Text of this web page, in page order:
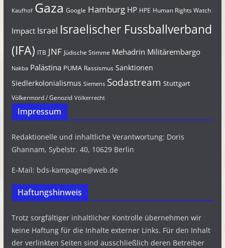
Kaufhof Gaza Google Hamburg HP HPE Human Rights Watch
Impact Israel Israelischer Fussballverband
(IFA) ITB JNF Jüdische Stimme Mehadrin Militärembargo
Nakba Palästina PUMA Rassismus Sanktionen
Siedlerkolonialismus Siemens Sodastream Stuttgart
Völkermord / Genozid Völkerrecht
Impressum
Redaktionelle und inhaltliche Verantwortung: Doris
Ghannam, Sybelstr. 40, 10629 Berlin
E-Mail: bds-kampagne@web.de
Haftungshinweis
Trotz sorgfältiger inhaltlicher Kontrolle übernehmen wir
keine Haftung für die Inhalte externer Links. Für den Inhalt
der verlinkten Seiten sind ausschließlich deren Betreiber